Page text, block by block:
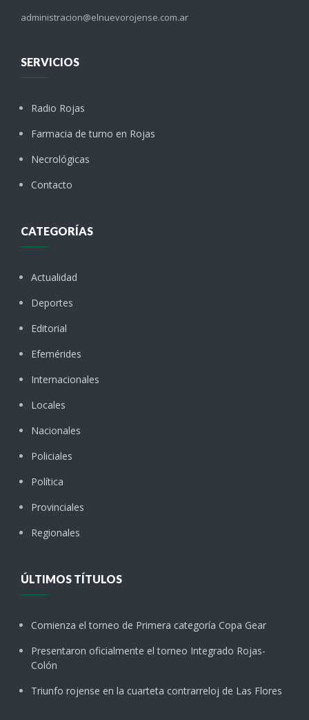
administracion@elnuevorojense.com.ar
SERVICIOS
Radio Rojas
Farmacia de turno en Rojas
Necrológicas
Contacto
CATEGORÍAS
Actualidad
Deportes
Editorial
Efemérides
Internacionales
Locales
Nacionales
Policiales
Política
Provinciales
Regionales
ÚLTIMOS TÍTULOS
Comienza el torneo de Primera categoría Copa Gear
Presentaron oficialmente el torneo Integrado Rojas-
Colón
Triunfo rojense en la cuarteta contrarreloj de Las Flores